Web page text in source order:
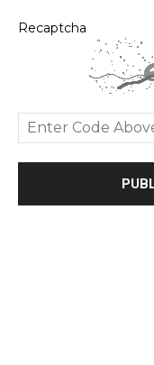
Recaptcha